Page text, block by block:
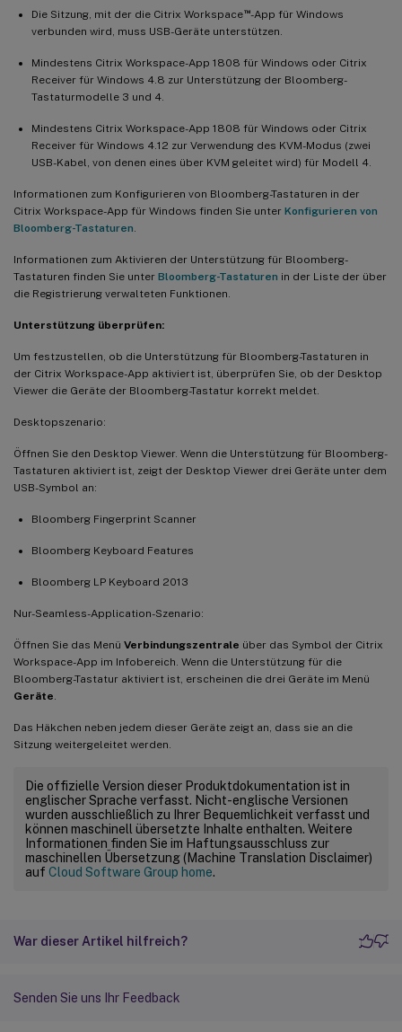
Die Sitzung, mit der die Citrix Workspace™-App für Windows
verbunden wird, muss USB-Geräte unterstützen.
Mindestens Citrix Workspace-App 1808 für Windows oder Citrix
Receiver für Windows 4.8 zur Unterstützung der Bloomberg-
Tastaturmodelle 3 und 4.
Mindestens Citrix Workspace-App 1808 für Windows oder Citrix
Receiver für Windows 4.12 zur Verwendung des KVM-Modus (zwei
USB-Kabel, von denen eines über KVM geleitet wird) für Modell 4.
Informationen zum Konfigurieren von Bloomberg-Tastaturen in der
Citrix Workspace-App für Windows finden Sie unter Konfigurieren von
Bloomberg-Tastaturen
Informationen zum Aktivieren der Unterstützung für Bloomberg-
Tastaturen finden Sie unter Bloomberg-Tastaturen in der Liste der über
die Registrierung verwalteten Funktionen.
Unterstützung überprüfen:
Um festzustellen, ob die Unterstützung für Bloomberg-Tastaturen in
der Citrix Workspace-App aktiviert ist, überprüfen Sie, ob der Desktop
Viewer die Geräte der Bloomberg-Tastatur korrekt meldet.
Desktopszenario:
Öffnen Sie den Desktop Viewer. Wenn die Unterstützung für Bloomberg-
Tastaturen aktiviert ist, zeigt der Desktop Viewer drei Geräte unter dem
USB-Symbol an:
Bloomberg Fingerprint Scanner
Bloomberg Keyboard Features
Bloomberg LP Keyboard 2013
Nur-Seamless-Application-Szenario:
Öffnen Sie das Menü Verbindungszentrale über das Symbol der Citrix
Workspace-App im Infobereich. Wenn die Unterstützung für die
Bloomberg-Tastatur aktiviert ist, erscheinen die drei Geräte im Menü
Geräte
Das Häkchen neben jedem dieser Geräte zeigt an, dass sie an die
Sitzung weitergeleitet werden.
Die offizielle Version dieser Produktdokumentation ist in
englischer Sprache verfasst. Nicht-englische Versionen
wurden ausschließlich zu Ihrer Bequemlichkeit verfasst und
können maschinell übersetzte Inhalte enthalten. Weitere
Informationen finden Sie im Haftungsausschluss zur
maschinellen Übersetzung (Machine Translation Disclaimer)
auf Cloud Software Group home.
War dieser Artikel hilfreich?
Senden Sie uns Ihr Feedback